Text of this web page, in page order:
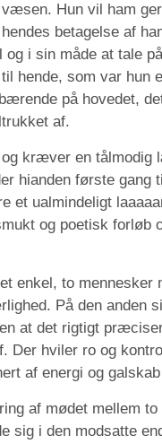
Hun vil ham
betagelse af
i sin måde at tale
hende, som var hun
på hovedet,
af.
kræver en tålmodig
hianden første gang
et ualmindeligt
og poetisk forløb
enkel, to mennesker
På den anden
at det rigtigt
Der hviler ro og
af energi og
af mødet mellem to
sig i den modsatte